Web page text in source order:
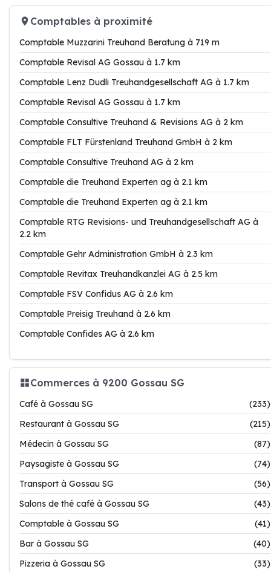
Comptables à proximité
Comptable Muzzarini Treuhand Beratung à 719 m
Comptable Revisal AG Gossau à 1.7 km
Comptable Lenz Dudli Treuhandgesellschaft AG à 1.7 km
Comptable Revisal AG Gossau à 1.7 km
Comptable Consultive Treuhand & Revisions AG à 2 km
Comptable FLT Fürstenland Treuhand GmbH à 2 km
Comptable Consultive Treuhand AG à 2 km
Comptable die Treuhand Experten ag à 2.1 km
Comptable die Treuhand Experten ag à 2.1 km
Comptable RTG Revisions- und Treuhandgesellschaft AG à
2.2 km
Comptable Gehr Administration GmbH à 2.3 km
Comptable Revitax Treuhandkanzlei AG à 2.5 km
Comptable FSV Confidus AG à 2.6 km
Comptable Preisig Treuhand à 2.6 km
Comptable Confides AG à 2.6 km
Commerces à 9200 Gossau SG
Café à Gossau SG
(233)
Restaurant à Gossau SG
(215)
Médecin à Gossau SG
(87)
Paysagiste à Gossau SG
(74)
Transport à Gossau SG
(56)
Salons de thé café à Gossau SG
(43)
Comptable à Gossau SG
(41)
Bar à Gossau SG
(40)
Pizzeria à Gossau SG
(33)